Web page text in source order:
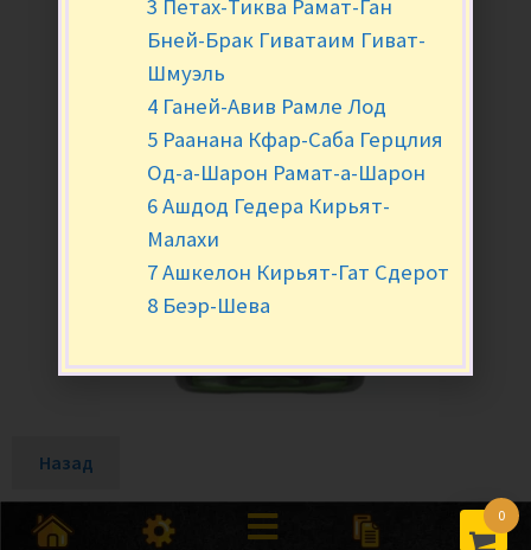
Назад
0
3 Петах-Тиква Рамат-Ган
Бней-Брак Гиватаим Гиват-
Шмуэль
4 Ганей-Авив Рамле Лод
5 Раанана Кфар-Саба Герцлия
Од-а-Шарон Рамат-а-Шарон
6 Ашдод Гедера Кирьят-
Малахи
7 Ашкелон Кирьят-Гат Сдерот
8 Беэр-Шева